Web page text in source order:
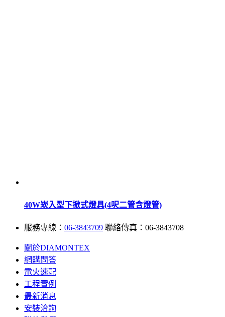
40W崁入型下掀式燈具(4呎二管含燈管)
服務專線： 06-3843709 聯絡傳真：06-3843708
關於DIAMONTEX
網購問答
電火速配
工程實例
最新消息
安裝洽詢